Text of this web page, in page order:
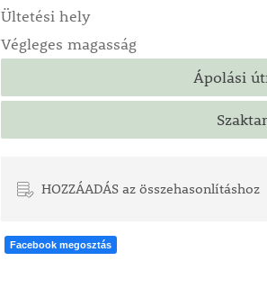
Ültetési hely
Végleges magasság
Ápolási
HOZZÁADÁS az összehasonlításhoz
Facebook megosztás